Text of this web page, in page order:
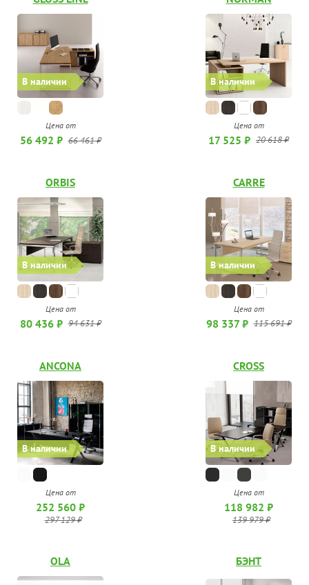
В наличии
Цена от
56 492 ₽ 66 461 ₽
В наличии
Цена от
17 525 ₽ 20 618 ₽
В наличии
ORBIS
Цена от
80 436 ₽ 94 631 ₽
В наличии
CARRE
Цена от
98 337 ₽ 115 691 ₽
В наличии
ANCONA
Цена от
252 560 ₽
297 129 ₽
В наличии
CROSS
Цена от
118 982 ₽
139 979 ₽
OLA БЭНТ